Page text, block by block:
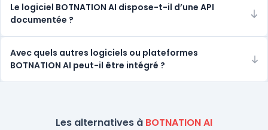
Le logiciel BOTNATION AI dispose-t-il d’une API
documentée ?
Avec quels autres logiciels ou plateformes
BOTNATION AI peut-il être intégré ?
Les alternatives à BOTNATION AI